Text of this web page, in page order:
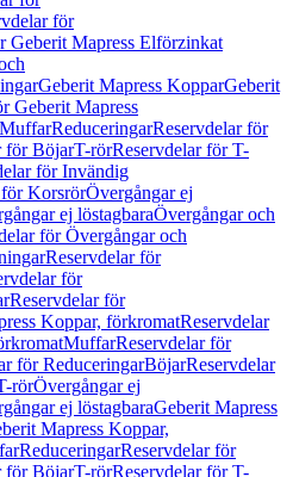
för
Geberit Mapress Elförzinkat
Geberit Mapress KopparGeberit
Geberit Mapress
ReduceringarReservdelar för
för BöjarT-rörReservdelar för T-
för Invändig
KorsrörÖvergångar ej
ej löstagbaraÖvergångar och
för Övergångar och
Reservdelar för
för
Reservdelar för
Koppar, förkromatReservdelar
MuffarReservdelar för
för ReduceringarBöjarReservdelar
rörÖvergångar ej
ej löstagbaraGeberit Mapress
Mapress Koppar,
ReduceringarReservdelar för
för BöjarT-rörReservdelar för T-